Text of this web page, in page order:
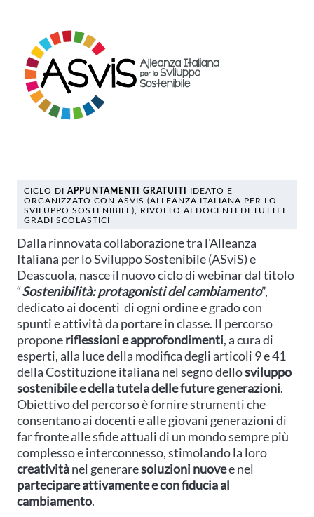
CICLO DI APPUNTAMENTI GRATUITI
IDEATO E
ORGANIZZATO CON ASVIS (ALLEANZA ITALIANA PER LO
SVILUPPO SOSTENIBILE), RIVOLTO AI DOCENTI DI TUTTI I
GRADI SCOLASTICI
Dalla rinnovata collaborazione tra l'Alleanza
Italiana per lo Sviluppo Sostenibile (ASviS) e
Deascuola, nasce il nuovo ciclo di webinar dal titolo
“Sostenibilità: protagonisti del cambiamento”,
dedicato ai docenti di ogni ordine e grado con
spunti e attività da portare in classe. Il percorso
proponeriflessioni e approfondimenti, a cura di
esperti, alla luce della modifica degli articoli 9 e 41
della Costituzione italiana nel segno dellosviluppo
sostenibile e della tutela delle future generazioni.
Obiettivo del percorso è fornire strumenti che
consentano ai docenti e alle giovani generazioni di
far fronte alle sfide attuali di un mondo sempre più
complesso e interconnesso, stimolando la loro
creativitànel generaresoluzioni nuovee nel
partecipare attivamente e con fiducia al
cambiamento.